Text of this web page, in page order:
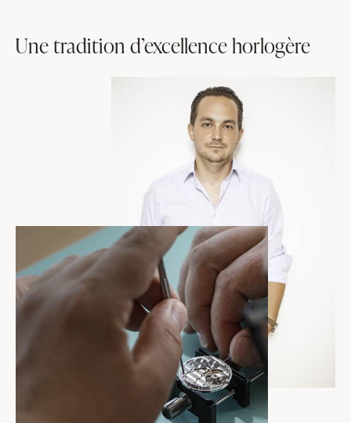
Une traditiond’excellence horlogère